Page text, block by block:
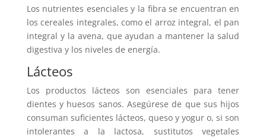
Los nutrientes esenciales y la fibra se encuentran en
los cereales integrales, como el arroz integral, el pan
integral y la avena, que ayudan a mantener la salud
digestiva y los niveles de energía.
Lácteos
Los productos lácteos son esenciales para tener
dientes y huesos sanos. Asegúrese de que sus hijos
consuman suficientes lácteos, queso y yogur o, si son
intolerantes a la lactosa, sustitutos vegetales